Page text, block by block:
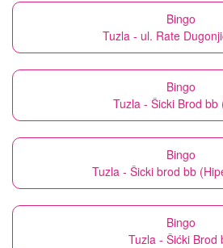
Bingo
Tuzla - ul. Rate
Bingo
Tuzla - Šicki Brod bb
Bingo
Tuzla - Šicki brod bb
Bingo
Tuzla - Šićki Brod